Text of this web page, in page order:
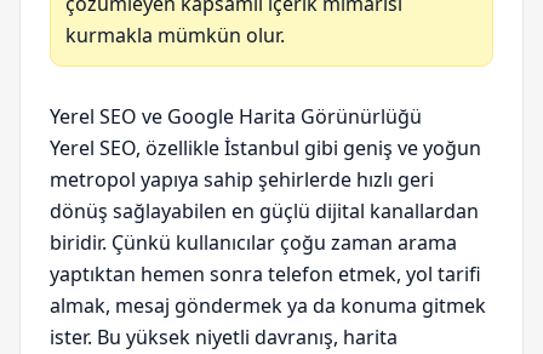
kurmakla mümkün olur.
Yerel SEO ve Google Harita Görünürlüğü
Yerel SEO, özellikle İstanbul gibi geniş ve yoğun
metropol yapıya sahip şehirlerde hızlı geri
dönüş sağlayabilen en güçlü dijital kanallardan
biridir. Çünkü kullanıcılar çoğu zaman arama
yaptıktan hemen sonra telefon etmek, yol tarifi
almak, mesaj göndermek ya da konuma gitmek
ister. Bu yüksek niyetli davranış, harita